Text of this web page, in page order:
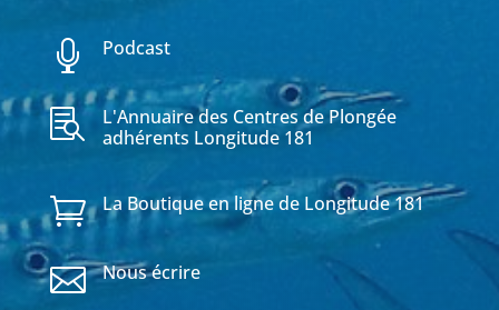
 Podcast

L'Annuaire des Centres de Plongée
adhérents Longitude 181
 La Boutique en ligne de Longitude 181
 Nous écrire